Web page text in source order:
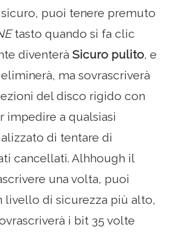
sicuro, puoi tenere premuto
tasto quando si fa clic
diventerà Sicuro pulito, e
ma sovrascriverà
del disco rigido con
impedire a qualsiasi
di tentare di
cancellati. Alhhough il
una volta, puoi
livello di sicurezza più alto,
i bit 35 volte